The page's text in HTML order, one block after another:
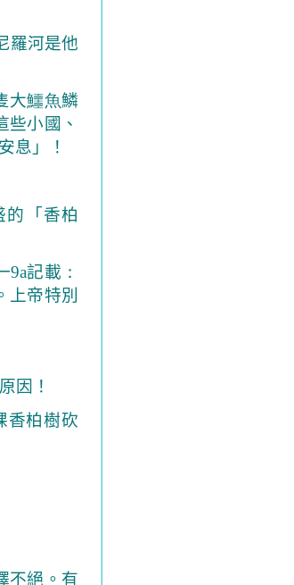
羅河是他
大鱷魚鱗
小國、
息」！
的「香柏
9a記載 ：
上帝特別
因！
香柏樹砍
不絕。有